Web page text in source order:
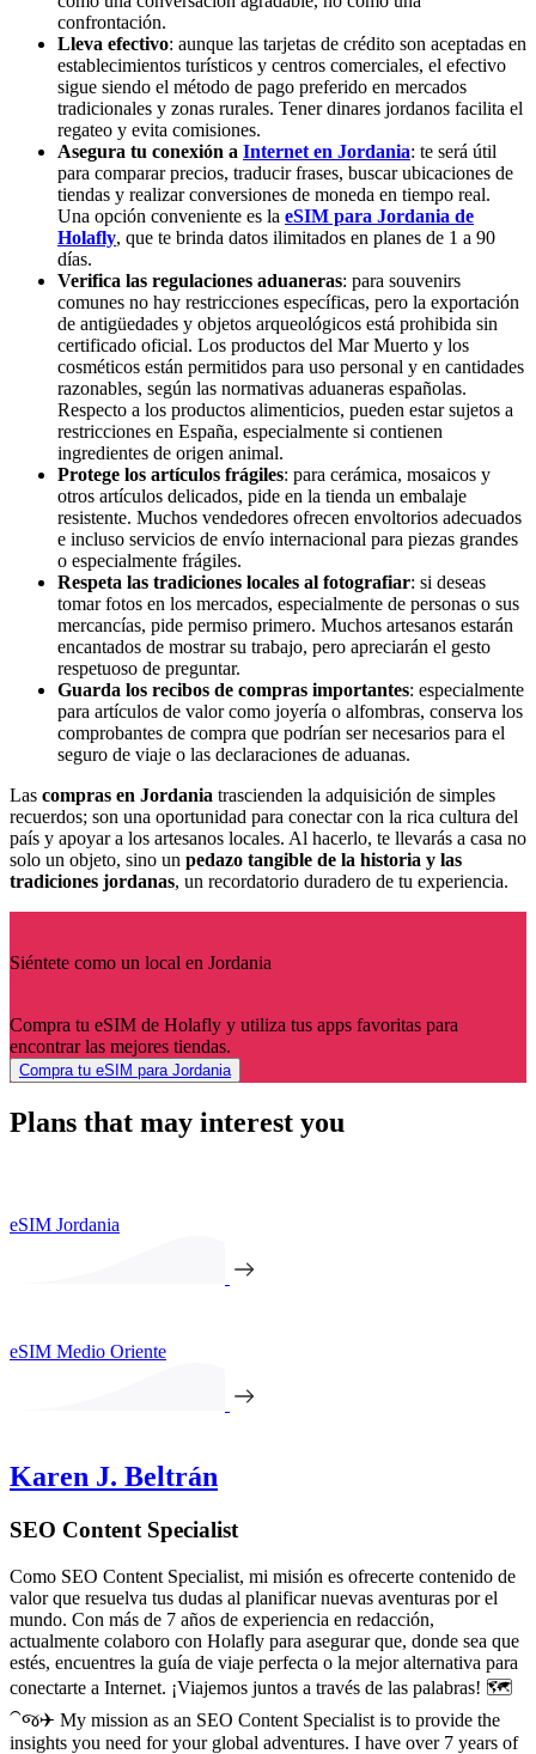
confrontación.
Lleva efectivo: aunque las tarjetas de crédito son aceptadas en
establecimientos turísticos y centros comerciales, el efectivo
sigue siendo el método de pago preferido en mercados
tradicionales y zonas rurales. Tener dinares jordanos facilita el
regateo y evita comisiones.
Asegura tu conexión a Internet en Jordania: te será útil
para comparar precios, traducir frases, buscar ubicaciones de
tiendas y realizar conversiones de moneda en tiempo real.
Una opción conveniente es la eSIM para Jordania de
Holafly, que te brinda datos ilimitados en planes de 1 a 90
días.
Verifica las regulaciones aduaneras: para souvenirs
comunes no hay restricciones específicas, pero la exportación
de antigüedades y objetos arqueológicos está prohibida sin
certificado oficial. Los productos del Mar Muerto y los
cosméticos están permitidos para uso personal y en cantidades
razonables, según las normativas aduaneras españolas.
Respecto a los productos alimenticios, pueden estar sujetos a
restricciones en España, especialmente si contienen
ingredientes de origen animal.
Protege los artículos frágiles: para cerámica, mosaicos y
otros artículos delicados, pide en la tienda un embalaje
resistente. Muchos vendedores ofrecen envoltorios adecuados
e incluso servicios de envío internacional para piezas grandes
o especialmente frágiles.
Respeta las tradiciones locales al fotografiar: si deseas
tomar fotos en los mercados, especialmente de personas o sus
mercancías, pide permiso primero. Muchos artesanos estarán
encantados de mostrar su trabajo, pero apreciarán el gesto
respetuoso de preguntar.
Guarda los recibos de compras importantes: especialmente
para artículos de valor como joyería o alfombras, conserva los
comprobantes de compra que podrían ser necesarios para el
seguro de viaje o las declaraciones de aduanas.
Las compras en Jordania trascienden la adquisición de simples
recuerdos; son una oportunidad para conectar con la rica cultura del
país y apoyar a los artesanos locales. Al hacerlo, te llevarás a casa no
solo un objeto, sino un pedazo tangible de la historia y las
tradiciones jordanas, un recordatorio duradero de tu experiencia.
Siéntete como un local en Jordania
Compra tu eSIM de Holafly y utiliza tus apps favoritas para
encontrar las mejores tiendas.
Compra tu eSIM para Jordania
Plans that may interest you
eSIM Jordania
eSIM Medio Oriente
Karen J. Beltrán
SEO Content Specialist
Como SEO Content Specialist, mi misión es ofrecerte contenido de
valor que resuelva tus dudas al planificar nuevas aventuras por el
mundo. Con más de 7 años de experiencia en redacción,
actualmente colaboro con Holafly para asegurar que, donde sea que
estés, encuentres la guía de viaje perfecta o la mejor alternativa para
conectarte a Internet. ¡Viajemos juntos a través de las palabras! 🗺️
⁀જ✈︎ My mission as an SEO Content Specialist is to provide the
insights you need for your global adventures. I have over 7 years of